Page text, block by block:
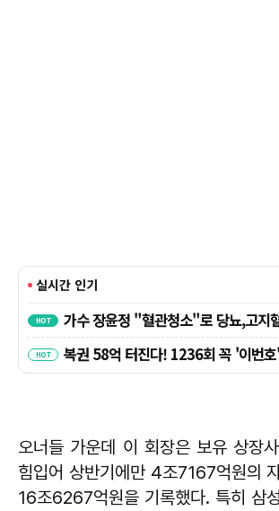
오너들 가운데 이 회장은 보유 상장
힘입어 상반기에만 4조7167억원의
16조6267억원을 기록했다. 특히 삼